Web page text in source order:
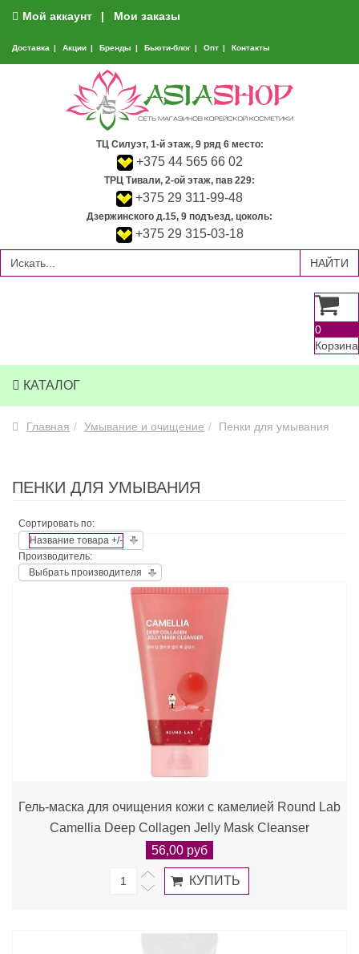
Мой аккаунт Мои заказы
Доставка Акции Бренды Бьюти-блог Опт Контакты
ТЦ Силуэт, 1-й этаж, 9 ряд 6 место:
+375 44 565 66 02
ТРЦ Тивали, 2-ой этаж, пав 229:
+375 29 311-99-48
Дзержинского д.15, 9 подъезд, цоколь:
+375 29 315-03-18
0
Корзина
КАТАЛОГ
Главная Умывание и очищение Пенки для умывания
ПЕНКИ ДЛЯ УМЫВАНИЯ
Сортировать по:
Название товара +/-
Производитель:
Выбрать производителя
Гель-маска для очищения кожи c камелией Round Lab
Camellia Deep Collagen Jelly Mask Cleanser
56,00 руб